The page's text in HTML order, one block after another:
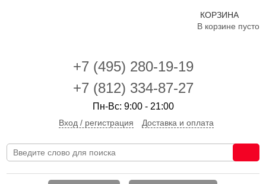
+7 (495) 280-19-19
+7 (812) 334-87-27
Пн-Вс: 9:00 - 21:00
Вход / регистрация Доставка и оплата
КОРЗИНА
В корзине пусто